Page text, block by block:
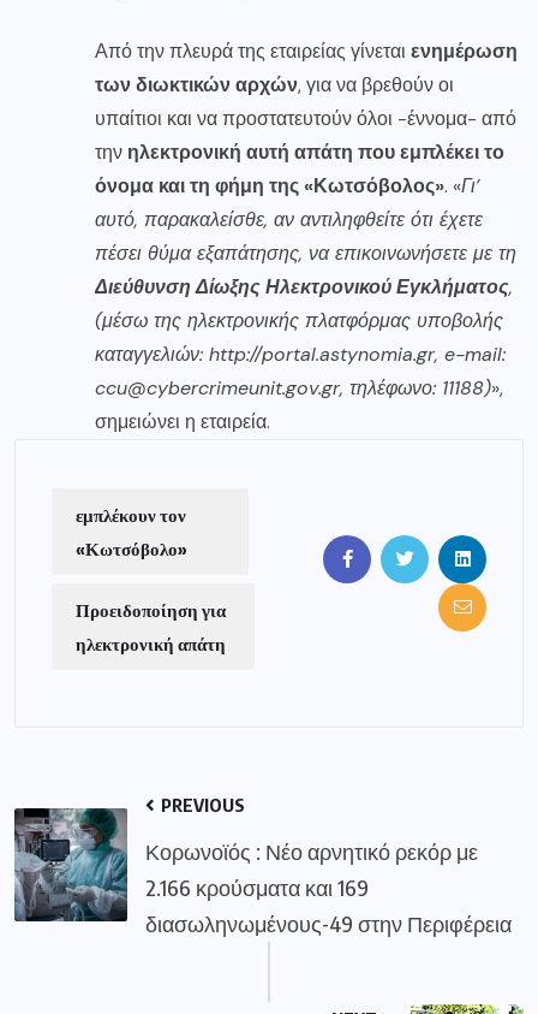
Από την πλευρά της εταιρείας γίνεται ενημέρωση
των διωκτικών αρχών, για να βρεθούν οι
υπαίτιοι και να προστατευτούν όλοι -έννομα- από
την ηλεκτρονική αυτή απάτη που εμπλέκει το
όνομα και τη φήμη της «Κωτσόβολος». «Γι’
αυτό, παρακαλείσθε, αν αντιληφθείτε ότι έχετε
πέσει θύμα εξαπάτησης, να επικοινωνήσετε με τη
Διεύθυνση Δίωξης Ηλεκτρονικού Εγκλήματος,
(μέσω της ηλεκτρονικής πλατφόρμας υποβολής
καταγγελιών: http://portal.astynomia.gr, e-mail:
ccu@cybercrimeunit.gov.gr, τηλέφωνο: 11188)»,
σημειώνει η εταιρεία.
εμπλέκουν τον
«Κωτσόβολο»
Προειδοποίηση για
ηλεκτρονική απάτη
PREVIOUS
Κορωνοϊός : Νέο αρνητικό ρεκόρ με
2.166 κρούσματα και 169
διασωληνωμένους-49 στην Περιφέρεια